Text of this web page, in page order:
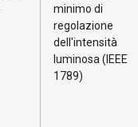
minimo di
regolazione
dell'intensità
luminosa (IEEE
1789)